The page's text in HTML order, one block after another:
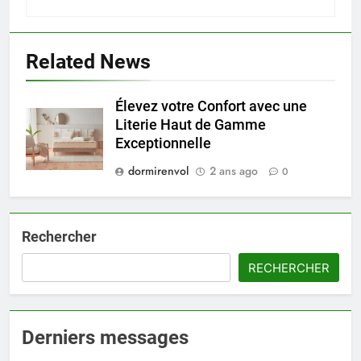
Related News
Élevez votre Confort avec une
Literie Haut de Gamme
Exceptionnelle
dormirenvol
2 ans ago 0
Rechercher
RECHERCHER
Derniers messages